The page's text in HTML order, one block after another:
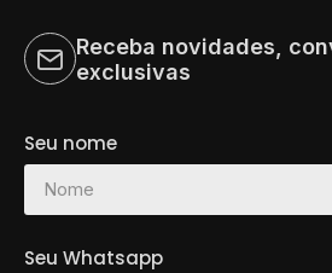
Receba novidades,
exclusivas
Seu nome
Seu Whatsapp